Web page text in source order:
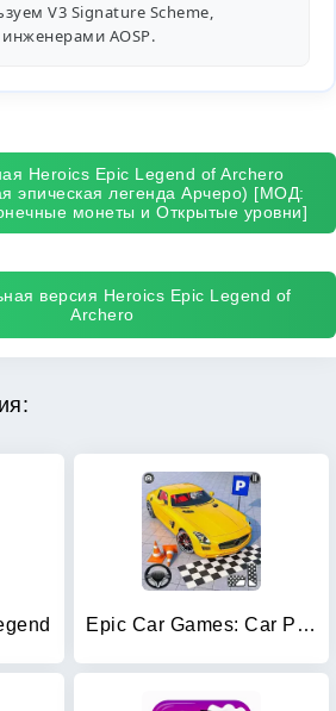
V3 Signature Scheme,
AOSP.
Heroics Epic Legend of Archero
эпическая легенда Арчеро) [МОД:
монеты и Открытые уровни]
версия Heroics Epic Legend of
Archero
Epic Car Games: Car Parking 3d